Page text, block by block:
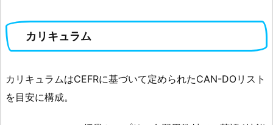
カリキュラム
カリキュラムはCEFRに基づいて定められたCAN-DOリスト
を目安に構成。